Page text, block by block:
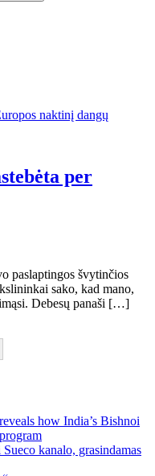
per
paslaptingos švytinčios
sako, kad mano,
Debesų panaši […]
how India’s Bishnoi
kanalo, grasindamas